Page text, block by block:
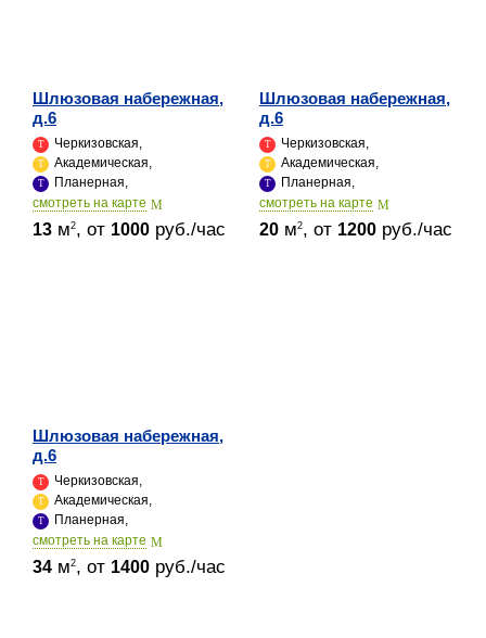
Шлюзовая набережная,
д.6
Черкизовская,
Академическая,
Планерная,
cмотреть на карте
13 м2, от 1000 руб./час
Шлюзовая набережная,
д.6
Черкизовская,
Академическая,
Планерная,
cмотреть на карте
20 м2, от 1200 руб./час
Шлюзовая набережная,
д.6
Черкизовская,
Академическая,
Планерная,
cмотреть на карте
34 м2, от 1400 руб./час